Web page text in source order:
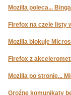
Mozilla poleca... Binga
Firefox na czele listy
Mozilla blokuje
Firefox z
Mozilla po stronie...
Groźne komunikaty